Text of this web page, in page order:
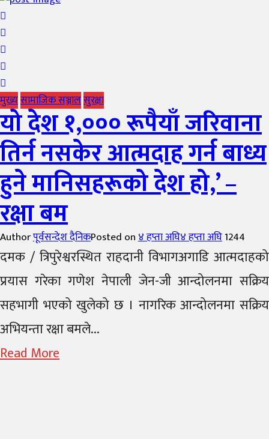
मुख्यसामाजिक सञ्जालसुरक्षा
यो देश १,००० रूपैयाँ जरिवाना
तिर्न नसकेर आत्मदाह गर्न बाध्य
हुने मानिसहरूको देश हो,’ –
रक्षा बम
Authorपूर्वसन्देश दैनिकPosted on४ हप्ता अघि४ हप्ता अघि1244
दमक / त्रिपुरेश्वरस्थित राहदानी विभागअगाडि आत्मदाहको
प्रयास गरेका गणेश नेपाली जेन-जी आन्दोलनमा सक्रिय
सहभागी भएको खुलेको छ । नागरिक आन्दोलनमा सक्रिय
अभियन्ता रक्षा बमले...
Read More